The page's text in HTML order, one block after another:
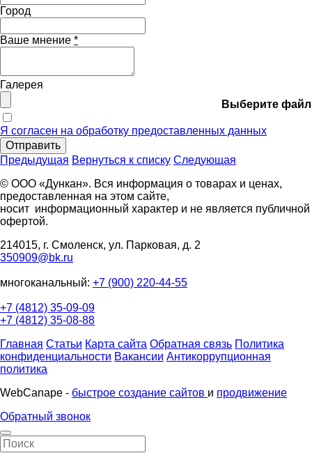
Город
Ваше мнение *
Галерея
Выберите файл
Я согласен на обработку предоставленных данных
Отправить
Предыдущая Вернуться к списку Следующая
© ООО «Дункан». Вся информация о товарах и ценах,
предоставленная на этом сайте,
носит информационный характер и не является публичной
офертой.
214015, г. Смоленск, ул. Парковая, д. 2
350909@bk.ru
многоканальный: +7 (900) 220-44-55
+7 (4812) 35-09-09
+7 (4812) 35-08-88
Главная Статьи Карта сайта Обратная связь Политика
конфиденциальности Вакансии Антикоррупционная
политика
WebCanape - быстрое создание сайтов и продвижение
Обратный звонок